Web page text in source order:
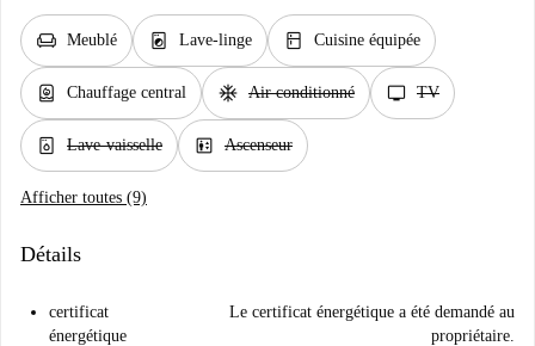
chair Meublé local_laundry_service Lave-linge kitchen Cuisine équipée
water_heater Chauffage central ac_unit Air conditionné tv TV
dishwasher_gen Lave-vaisselle elevator Ascenseur
Afficher toutes (9)
Détails
certificat
énergétique
Le certificat énergétique a été demandé au
propriétaire.